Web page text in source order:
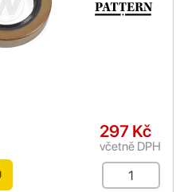
297 Kč
včetně DPH